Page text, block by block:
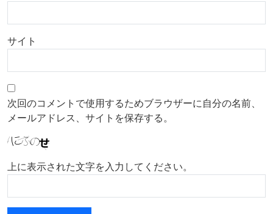
サイト
次回のコメントで使用するためブラウザーに自分の名前、
メールアドレス、サイトを保存する。
上に表示された文字を入力してください。